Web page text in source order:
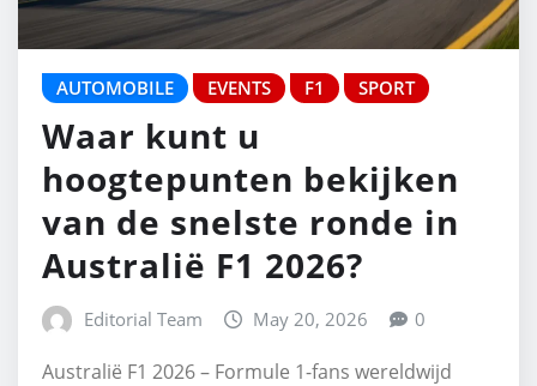
AUTOMOBILE EVENTS F1 SPORT
Waar kunt u
hoogtepunten bekijken
van de snelste ronde in
Australië F1 2026?
Editorial Team May 20, 2026 0
Australië F1 2026 – Formule 1-fans wereldwijd